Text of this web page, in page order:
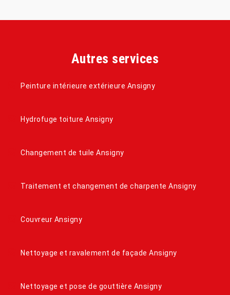
Autres services
Peinture intérieure extérieure Ansigny
Hydrofuge toiture Ansigny
Changement de tuile Ansigny
Traitement et changement de charpente Ansigny
Couvreur Ansigny
Nettoyage et ravalement de façade Ansigny
Nettoyage et pose de gouttière Ansigny